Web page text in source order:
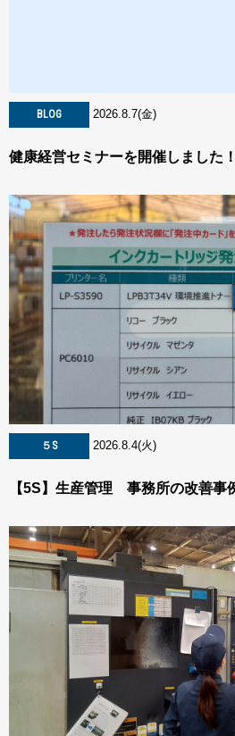
BLOG 2026.8.7(金)
健康経営セミナーを開催しました！
５S 2026.8.4(火)
【5S】生産管理 事務所の改善